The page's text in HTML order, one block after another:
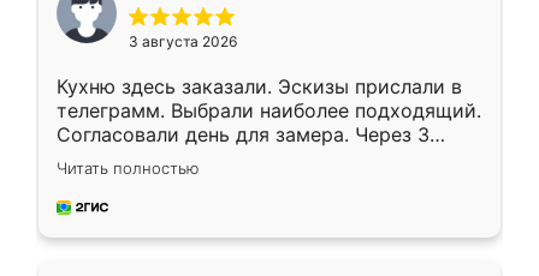
3 августа 2026
Кухню здесь заказали. Эскизы прислали в
телеграмм. Выбрали наиболее подходящий.
Согласовали день для замера. Через 3
недели кухня была уже готова. Остались
довольны работой. Спасибо Ренессанс
мебель за качественную работу!
Читать полностью